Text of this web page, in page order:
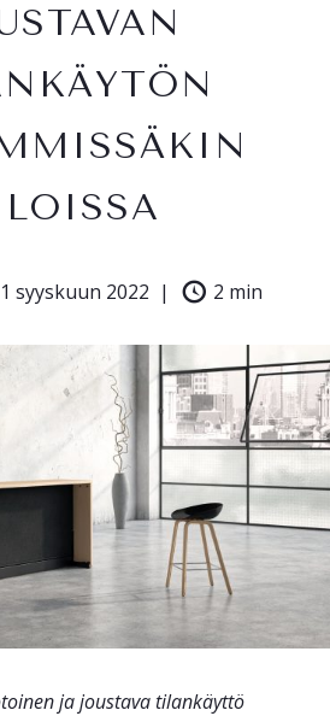
syyskuun 2022 2 min
ja joustava tilankäyttö